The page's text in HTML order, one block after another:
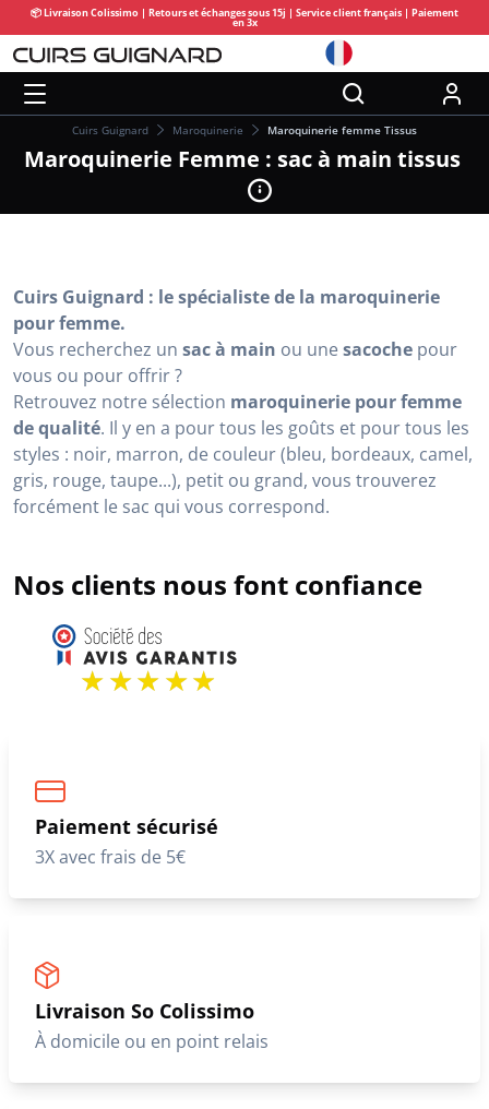
📦 Livraison Colissimo | Retours et échanges sous 15j | Service client français | Paiement
en 3x
Cuirs Guignard Maroquinerie Maroquinerie femme Tissus
Maroquinerie Femme : sac à main tissus
Cuirs Guignard : le spécialiste de la maroquinerie
pour femme.
Vous recherchez un sac à main ou unesacoche pour
vous ou pour offrir ?
Retrouvez notre sélection maroquinerie pour femme
de qualité. Il y en a pour tous les goûts et pour tous les
styles : noir, marron, de couleur (bleu, bordeaux, camel,
gris, rouge, taupe...), petit ou grand, vous trouverez
forcément le sac qui vous correspond.
Nos clients nous font confiance
Paiement sécurisé
3X avec frais de 5€
Livraison So Colissimo
À domicile ou en point relais